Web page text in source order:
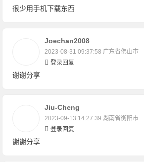
很少用手机下载东西
Joechan2008
2023-08-31 09:37:58 广东省佛山市
登录回复
谢谢分享
Jiu-Cheng
2023-09-13 14:27:39 湖南省衡阳市
登录回复
谢谢分享